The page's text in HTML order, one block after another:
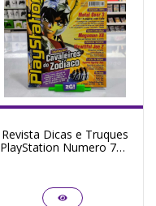
Revista Dicas e Truques
PlayStation Numero 72 -